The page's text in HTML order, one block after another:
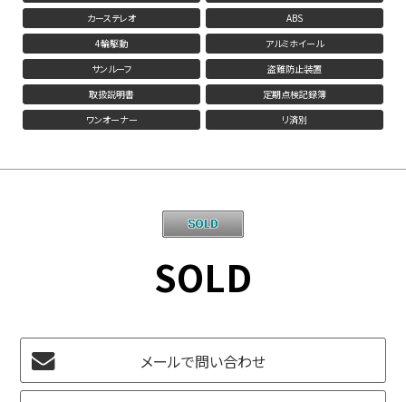
カーステレオ
ABS
4輪駆動
アルミホイール
サンルーフ
盗難防止装置
取扱説明書
定期点検記録簿
ワンオーナー
リ済別
SOLD
メールで問い合わせ